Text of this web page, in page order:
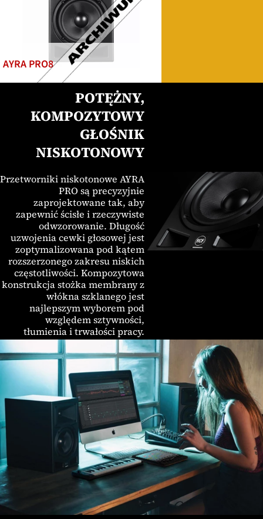
AYRA PRO8
POTĘŻNY,
KOMPOZYTOWY
GŁOŚNIK
NISKOTONOWY
Przetworniki niskotonowe AYRA
PRO są precyzyjnie
zaprojektowane tak, aby
zapewnić ścisłe i rzeczywiste
odwzorowanie. Długość
uzwojenia cewki głosowej jest
zoptymalizowana pod kątem
rozszerzonego zakresu niskich
częstotliwości. Kompozytowa
konstrukcja stożka membrany z
włókna szklanego jest
najlepszym wyborem pod
względem sztywności,
tłumienia i trwałości pracy.